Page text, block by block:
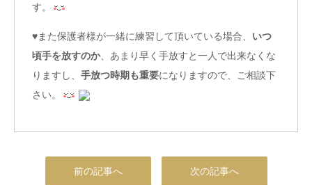
す。
♥また保護者様が一緒に練習して頂いている場合、 いつ
頃手を放すのか、あまり早く手放すと一人で出来なくな
りますし、 手放つ時期も重要になりますので、ご相談下
さい。
前の記事へ 次の記事へ